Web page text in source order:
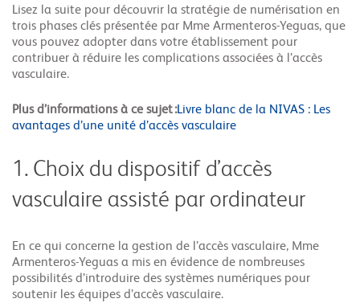
Lisez la suite pour découvrir la stratégie de numérisation en
trois phases clés présentée par Mme Armenteros-Yeguas, que
vous pouvez adopter dans votre établissement pour
contribuer à réduire les complications associées à l’accès
vasculaire.
Plus d’informations à ce sujet :Livre blanc de la NIVAS : Les
avantages d’une unité d’accès vasculaire
1. Choix du dispositif d’accès
vasculaire assisté par ordinateur
En ce qui concerne la gestion de l’accès vasculaire, Mme
Armenteros-Yeguas a mis en évidence de nombreuses
possibilités d’introduire des systèmes numériques pour
soutenir les équipes d’accès vasculaire.